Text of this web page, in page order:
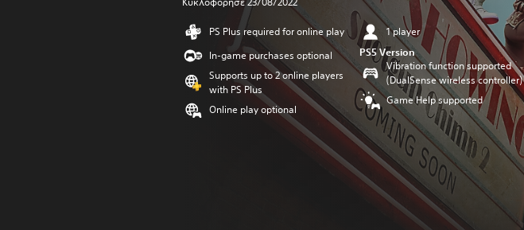
PS Plus required for online play
In-game purchases optional
Supports up to 2 online players
with PS Plus
Online play optional
1 player
PS5 Version
Vibration function supported
(DualSense wireless controller)
Game Help supported